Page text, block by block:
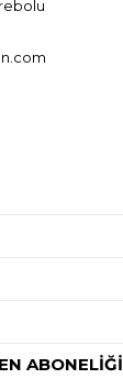
ABONELIĞI